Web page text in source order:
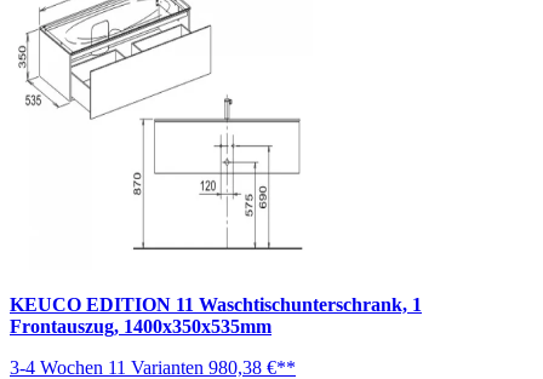
KEUCO EDITION 11 Waschtischunterschrank, 1
Frontauszug, 1400x350x535mm
3-4 Wochen 11 Varianten 980,38 €**